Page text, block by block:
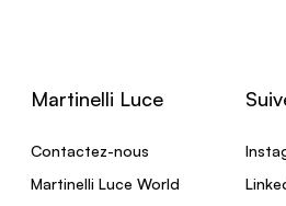
Martinelli Luce
Contactez-nous
Martinelli Luce World